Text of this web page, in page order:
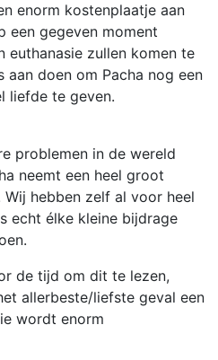
enorm kostenplaatje aan
een gegeven moment
euthanasie zullen komen te
aan doen om Pacha nog een
liefde te geven.
problemen in de wereld
neemt een heel groot
hebben zelf al voor heel
echt élke kleine bijdrage
de tijd om dit te lezen,
allerbeste/liefste geval een
wordt enorm